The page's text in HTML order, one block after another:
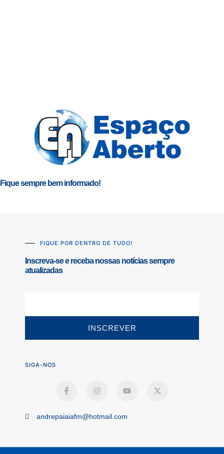
Fique sempre bem informado!
FIQUE POR DENTRO DE TUDO!
Inscreva-se e receba nossas notícias sempre
atualizadas
INSCREVER
SIGA-NOS
andrepaiaiafm@hotmail.com